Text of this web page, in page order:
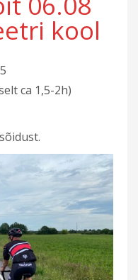
kool
ca 1,5-2h)